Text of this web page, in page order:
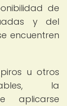
de
y del
encuentren
u otros
la
aplicarse